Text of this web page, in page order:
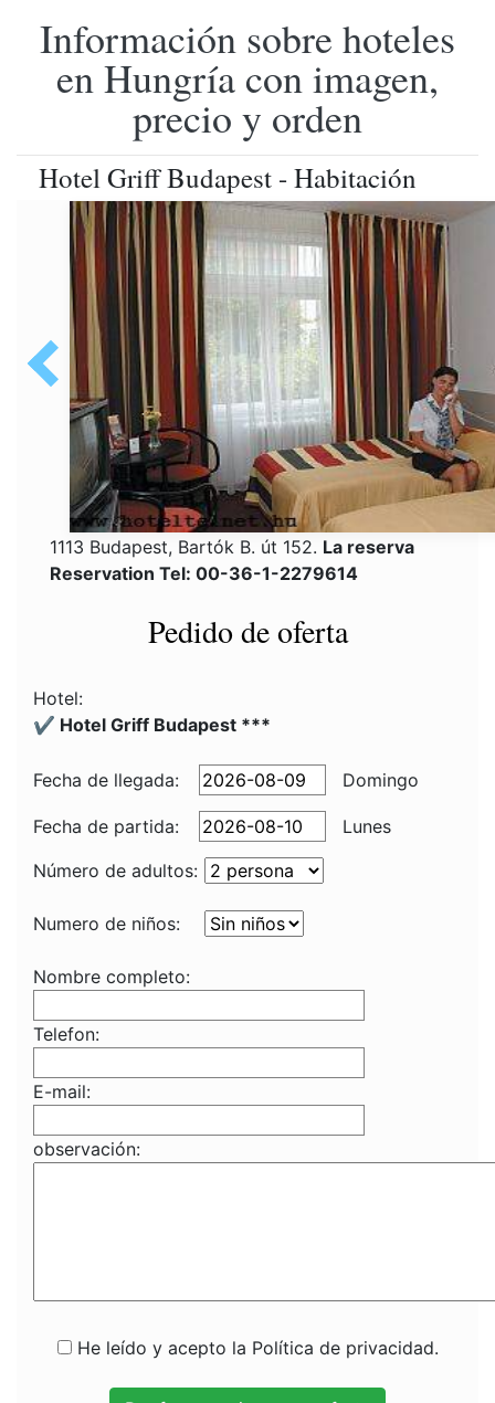
Información sobre hoteles
en Hungría con imagen,
precio y orden
Hotel Griff Budapest - Habitación
1113 Budapest, Bartók B. út 152. La reserva
Reservation Tel: 00-36-1-2279614
Pedido de oferta
Hotel:
✔️ Hotel Griff Budapest ***
Fecha de llegada: Domingo
Fecha de partida:
Lunes
Número de adultos:
Numero de niños:
Nombre completo:
Telefon:
E-mail:
observación:
He leído y acepto la Política de privacidad.